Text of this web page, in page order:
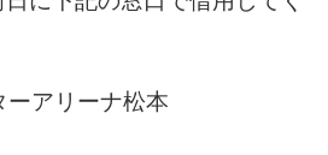
ーアリーナ松本